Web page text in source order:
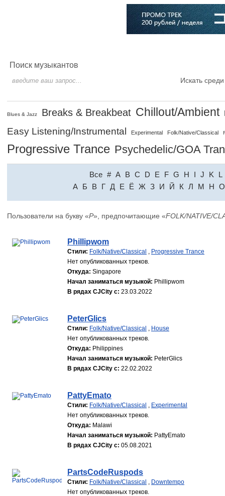
Поиск музыкантов
Искать
Blues & Jazz Breaks & Breakbeat Chillout/Ambient
Easy Listening/Instrumental Experimental Folk/Native/Classical
Progressive Trance Psychedelic/GOA
Все # A B C D E F G H I J K
L
A Б В Г Д Е Ё Ж З И Й К Л М Н О
Пользователи на букву «P», предпочитающие «FOLK/NATIVE/
Phillipwom
Стили: Folk/Native/Classical , Progressive Trance
Нет опубликованных треков.
Откуда: Singapore
Начал заниматься музыкой: Phillipwom
В рядах CJCity с: 23.03.2022
PeterGlics
Стили: Folk/Native/Classical , House
Нет опубликованных треков.
Откуда: Philippines
Начал заниматься музыкой: PeterGlics
В рядах CJCity с: 22.02.2022
PattyEmato
Стили: Folk/Native/Classical , Experimental
Нет опубликованных треков.
Откуда: Malawi
Начал заниматься музыкой: PattyEmato
В рядах CJCity с: 05.08.2021
PartsCodeRuspods
Стили: Folk/Native/Classical , Downtempo
Нет опубликованных треков.